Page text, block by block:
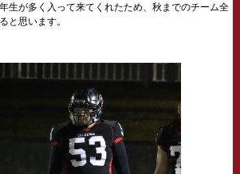
生が多く入って来てくれたため、秋までのチーム全
と思います。